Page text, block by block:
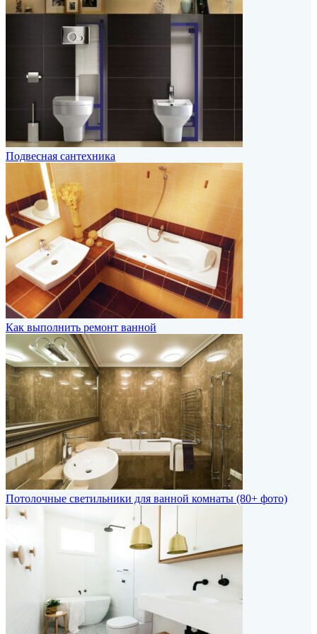
Подвесная сантехника
Как выполнить ремонт ванной
Потолочные светильники для ванной комнаты (80+ фото)